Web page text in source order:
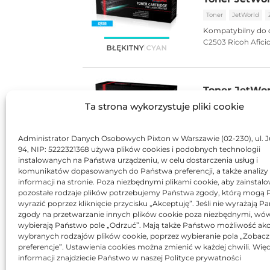
Ta strona wykorzystuje pliki cookie
Administrator Danych Osobowych Pixton w Warszawie (02-230), ul.
94, NIP: 5222321368 używa plików cookies i podobnych technologii
instalowanych na Państwa urządzeniu, w celu dostarczenia usług i
komunikatów dopasowanych do Państwa preferencji, a także analizy
informacji na stronie. Poza niezbędnymi plikami cookie, aby
pozostałe rodzaje plików potrzebujemy Państwa zgody, którą mogą
wyrazić poprzez kliknięcie przycisku „Akceptuję”. Jeśli nie wyrażają
zgody na przetwarzanie innych plików cookie poza niezbędnymi,
wybierają Państwo pole „Odrzuć”. Mają także Państwo możliwość
wybranych rodzajów plików cookie, poprzez wybieranie pola „Zobacz
preferencje”. Ustawienia cookies można zmienić w każdej chwili.
informacji znajdziecie Państwo w naszej Polityce prywatności
Toner JetWorld
Kompatybilny do
C2503 Ricoh
Toner
Toner JetWorld
Toner
Toner JetWorld
Kompatybilny do
C2503 Ricoh